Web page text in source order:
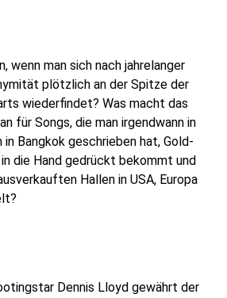
wenn man sich nach jahrelanger
plötzlich an der Spitze der
wiederfindet? Was macht das
für Songs, die man irgendwann in
in Bangkok geschrieben hat, Gold-
die Hand gedrückt bekommt und
Hallen in USA, Europa
Dennis Lloyd gewährt der